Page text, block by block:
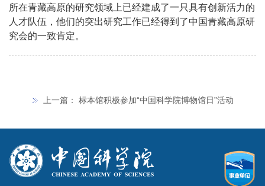
所在青藏高原的研究领域上已经建成了一只具有创新活力的
人才队伍，他们的突出研究工作已经得到了中国青藏高原研
究会的一致肯定。
上一篇： 标本馆积极参加“中国科学院博物馆日”活动